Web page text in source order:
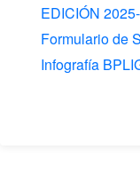
EDICIÓN
Formulario de
Infografía